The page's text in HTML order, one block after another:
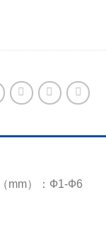
mm）：Ф1-Ф6